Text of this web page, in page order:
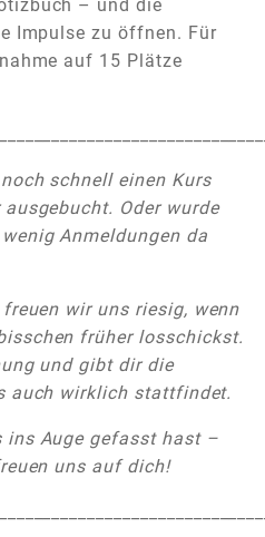
– und die
Impulse zu öffnen. Für
auf 15 Plätze
schnell einen Kurs
Oder wurde
Anmeldungen da
wir uns riesig, wenn
früher losschickst.
und gibt dir die
auch wirklich stattfindet.
ins Auge gefasst hast –
uns auf dich!